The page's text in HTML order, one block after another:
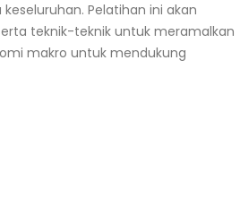
Pelatihan ini akan
teknik-teknik untuk meramalkan
makro untuk mendukung